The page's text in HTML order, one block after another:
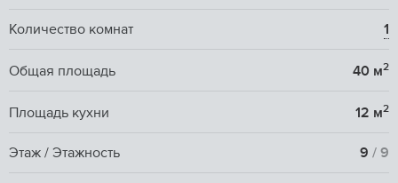
Количество комнат 1
Общая площадь 40 м2
Площадь кухни 12 м2
Этаж / Этажность 9 / 9